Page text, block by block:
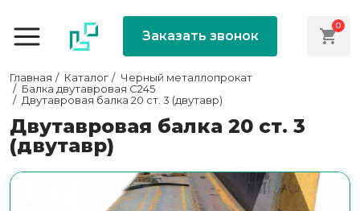
Заказать звонок
0
Главная Каталог
Черный металлопрокат
Балка двутавровая С245
Двутавровая балка 20 ст. 3 (двутавр)
Двутавровая балка 20 ст. 3
(двутавр)